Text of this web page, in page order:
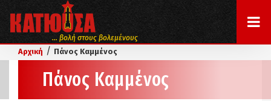
... βολή στους βολεμένους
Αρχική / Πάνος Καμμένος
Πάνος Καμμένος